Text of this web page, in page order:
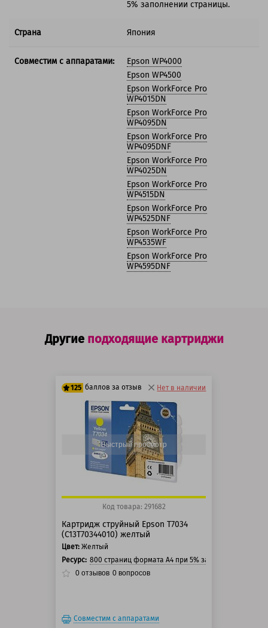
5% заполнении страницы.
Страна Япония
Совместим с аппаратами:
Epson WP4000
Epson WP4500
Epson WorkForce Pro
WP4015DN
Epson WorkForce Pro
WP4095DN
Epson WorkForce Pro
WP4095DNF
Epson WorkForce Pro
WP4025DN
Epson WorkForce Pro
WP4515DN
Epson WorkForce Pro
WP4525DNF
Epson WorkForce Pro
WP4535WF
Epson WorkForce Pro
WP4595DNF
Другие подходящие картриджи
125 баллов за отзыв
100 баллов
125 баллов
Нет в наличии
Быстрый просмотр
Код товара: 291682
Картридж струйный Epson T7034
(C13T70344010) желтый
Цвет: Желтый
Ресурс: 800 страниц формата А4 при 5% заполнении
0 отзывов 0 вопросов
Совместим с аппаратами